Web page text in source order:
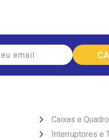
Caixas e
Interruptores e